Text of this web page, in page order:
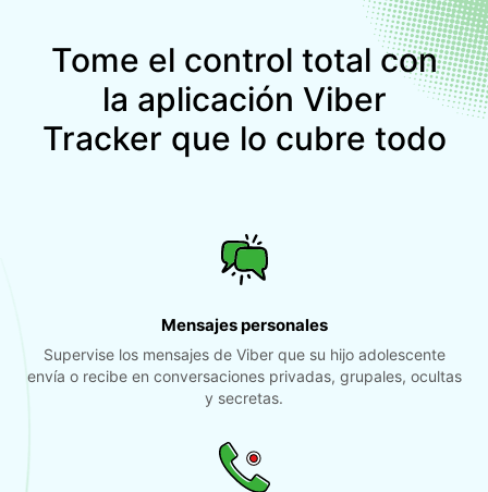
Tome el control total con
la aplicación Viber
Tracker que lo cubre todo
Mensajes personales
Supervise los mensajes de Viber que su hijo adolescente
envía o recibe en conversaciones privadas, grupales, ocultas
y secretas.